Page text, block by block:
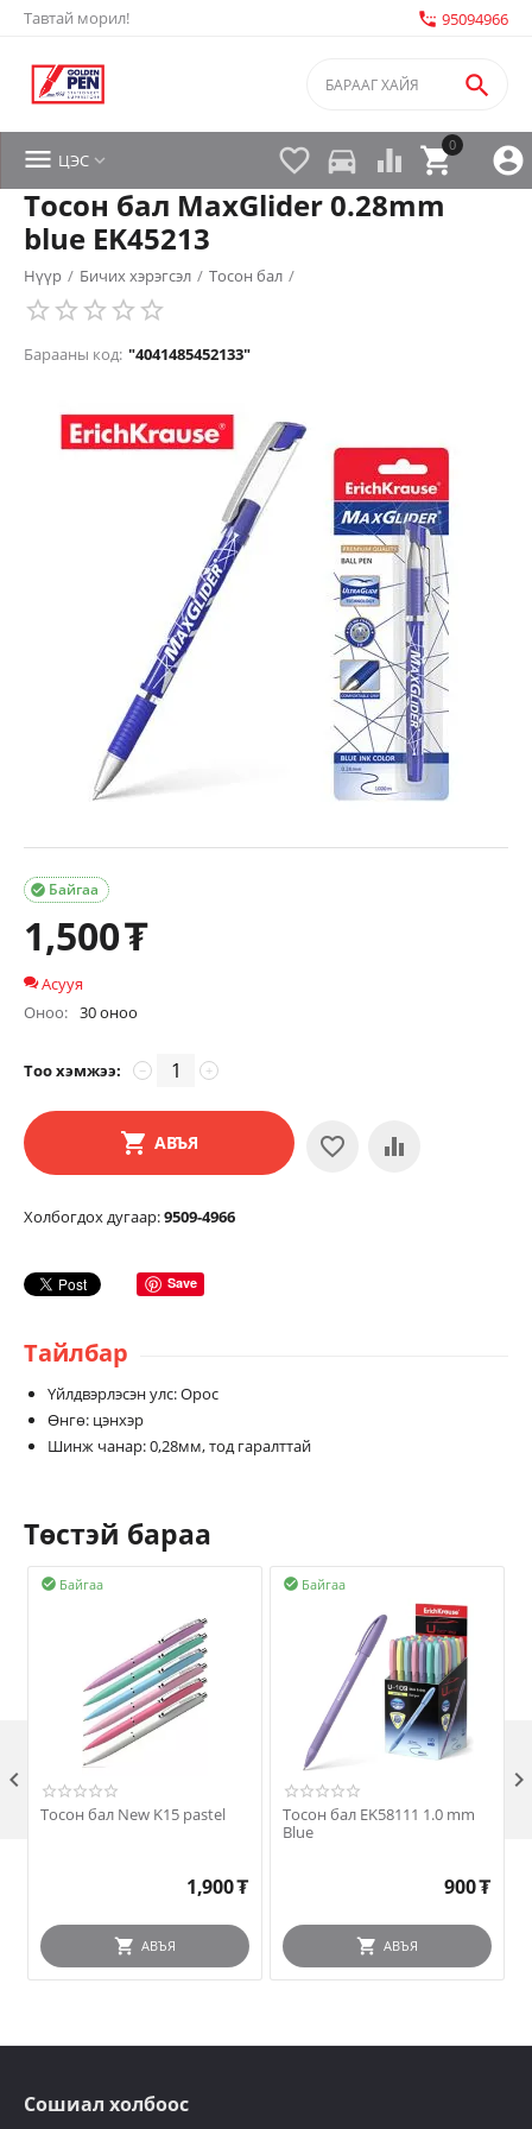
Тавтай морил! settings_phone 95094966


0

 directions_car 
 ЦЭС 
Тосон бал MaxGlider 0.28mm
blue EK45213
Нүүр / Бичих хэрэгсэл / Тосон бал /
Барааны код: "4041485452133"
Байгаа

1,500₮
Асууя
Оноо: 30 оноо
Тоо хэмжээ: +
−
АВЪЯ
Холбогдох дугаар:9509-4966
Save
Тайлбар
Үйлдвэрлэсэн улс: Орос
Өнгө: цэнхэр
Шинж чанар: 0,28мм, тод гаралттай
Төстэй бараа
Байгаа

Тосон бал New K15 pastel
1,900₮
АВЪЯ
Байгаа

Тосон бал EK58111 1.0 mm
Blue
900₮
АВЪЯ
 
Сошиал холбоос